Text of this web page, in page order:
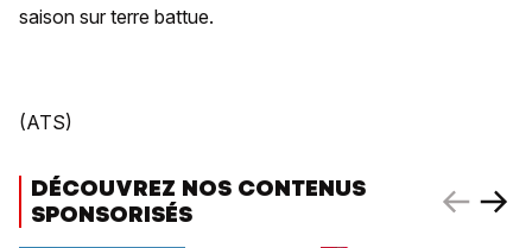
saison sur terre battue.
(ATS)
DÉCOUVREZ NOS CONTENUS
SPONSORISÉS